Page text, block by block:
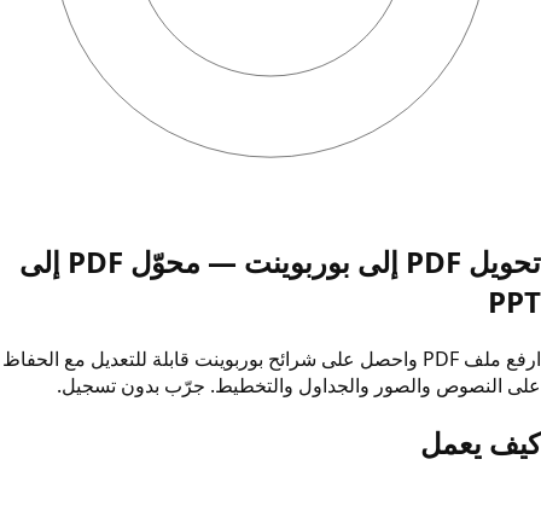
تحويل PDF إلى بوربوينت — محوّل PDF إلى
PPT
ارفع ملف PDF واحصل على شرائح بوربوينت قابلة للتعديل مع الحفاظ
على النصوص والصور والجداول والتخطيط. جرّب بدون تسجيل.
كيف يعمل